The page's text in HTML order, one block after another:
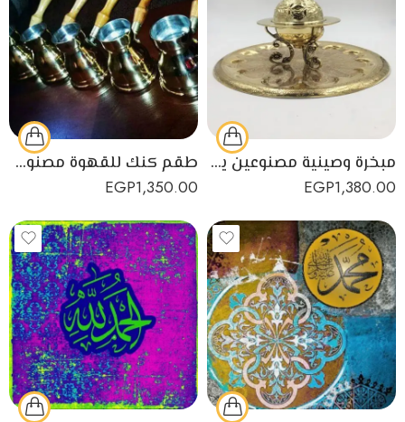
مبخرة وصينية مصنوعين يدويًا من النحاس الأصفر
EGP1,380.00
طقم كنك للقهوة مصنوع من النحاس الأصفر عالي الجودة
EGP1,350.00